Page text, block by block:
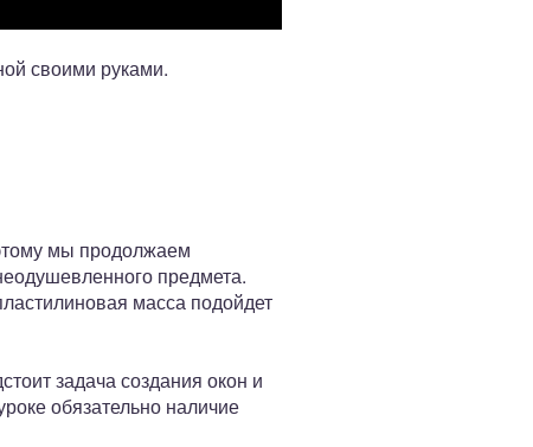
своими руками.
мы продолжаем
предмета.
масса подойдет
задача создания окон и
обязательно наличие